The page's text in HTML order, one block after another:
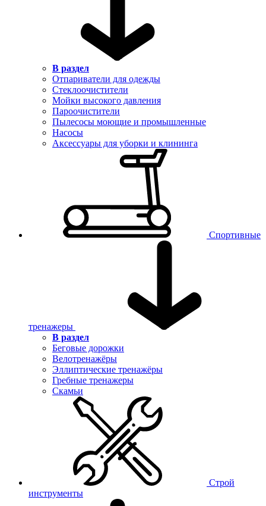
В раздел
Отпариватели для одежды
Стеклоочистители
Мойки высокого давления
Пароочистители
Пылесосы моющие и промышленные
Насосы
Аксессуары для уборки и клининга
Спортивные
тренажеры
В раздел
Беговые дорожки
Велотренажёры
Эллиптические тренажёры
Гребные тренажеры
Скамьи
Строй
инструменты